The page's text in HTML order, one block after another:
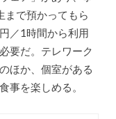
まで預かってもら
／1時間から利用
要だ。テレワーク
ほか、個室がある
事を楽しめる。